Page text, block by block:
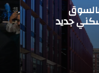
يحصد وسام الإنجاز
دبي في كفاءة تسليم
العقارية